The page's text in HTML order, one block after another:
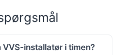
VVS-installatør i timen?